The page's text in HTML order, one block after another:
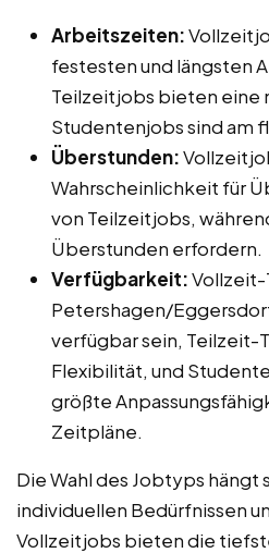
Arbeitszeiten:
festesten und längsten
Teilzeitjobs bieten eine
Studentenjobs sind am
Überstunden:
Wahrscheinlichkeit für
von Teilzeitjobs,
Überstunden erfordern.
Verfügbarkeit:Vollzeit-
Petershagen/
verfügbar sein, Teilzeit-
Flexibilität, und
größte
Zeitpläne.
Die Wahl des Jobtyps hängt
individuellen Bedürfnissen
Vollzeitjobs bieten die